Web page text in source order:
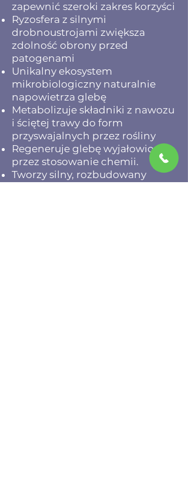
zapewnić szeroki zakres korzyści
Ryzosfera z silnymi
drobnoustrojami zwiększa
zdolność obrony przed
patogenami
Unikalny ekosystem
mikrobiologiczny naturalnie
napowietrza glebę
Metabolizuje składniki z nawozu
i ściętej trawy do form
przyswajalnych przez rośliny
Regeneruje glebę wyjałowioną
przez stosowanie chemii.
Tworzy silny, rozbudowany